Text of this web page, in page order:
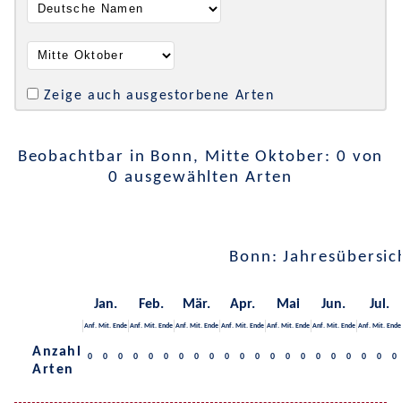
Zeige auch ausgestorbene Arten
Beobachtbar in Bonn, Mitte Oktober: 0 von
0 ausgewählten Arten
Bonn:
Jan. Feb. Mär. Apr. Mai Jun. Jul.
Anf. Mit. Ende Anf. Mit. Ende Anf. Mit. Ende Anf. Mit. Ende Anf. Mit. Ende Anf. Mit. Ende Anf. Mit. Ende
Anzahl
Arten
0 0 0 0 0 0 0 0 0 0 0 0 0 0 0 0 0 0 0 0 0